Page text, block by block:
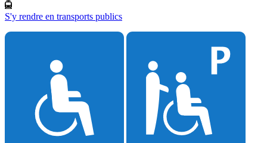
S'y rendre en transports publics